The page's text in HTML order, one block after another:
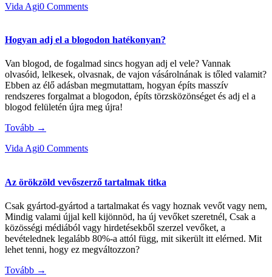
Vida Agi0 Comments
Hogyan adj el a blogodon hatékonyan?
Van blogod, de fogalmad sincs hogyan adj el vele? Vannak
olvasóid, lelkesek, olvasnak, de vajon vásárolnának is tőled valamit?
Ebben az élő adásban megmutattam, hogyan építs masszív
rendszeres forgalmat a blogodon, építs törzsközönséget és adj el a
blogod felületén újra meg újra!
Tovább →
Vida Agi0 Comments
Az örökzöld vevőszerző tartalmak titka
Csak gyártod-gyártod a tartalmakat és vagy hoznak vevőt vagy nem,
Mindig valami újjal kell kijönnöd, ha új vevőket szeretnél, Csak a
közösségi médiából vagy hirdetésekből szerzel vevőket, a
bevételednek legalább 80%-a attól függ, mit sikerült itt elérned. Mit
lehet tenni, hogy ez megváltozzon?
Tovább →